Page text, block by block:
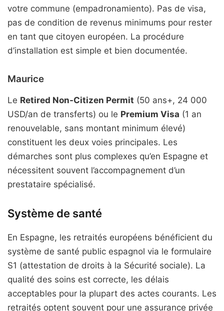
votre commune (empadronamiento). Pas de visa,
pas de condition de revenus minimums pour rester
en tant que citoyen européen. La procédure
d’installation est simple et bien documentée.
Maurice
Le Retired Non-Citizen Permit (50 ans+, 24 000
USD/an de transferts) ou le Premium Visa (1 an
renouvelable, sans montant minimum élevé)
constituent les deux voies principales. Les
démarches sont plus complexes qu’en Espagne et
nécessitent souvent l’accompagnement d’un
prestataire spécialisé.
Système de santé
En Espagne, les retraités européens bénéficient du
système de santé public espagnol via le formulaire
S1 (attestation de droits à la Sécurité sociale). La
qualité des soins est correcte, les délais
acceptables pour la plupart des actes courants. Les
retraités optent souvent pour une assurance privée